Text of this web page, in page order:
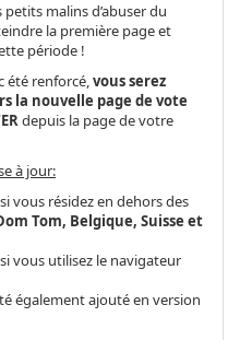
petits malins d’abuser du
la première page et
période !
été renforcé,vous serez
la nouvelle page de vote
depuis la page de votre
à jour:
vous résidez en dehors des
Tom, Belgique, Suisse et
vous utilisez le navigateur
également ajouté en version